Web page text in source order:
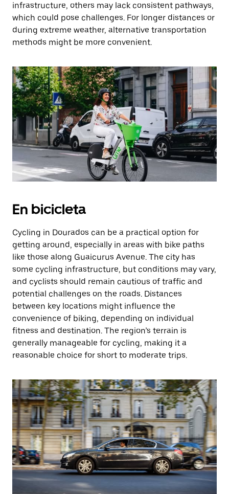
infrastructure, others may lack consistent pathways,
which could pose challenges. For longer distances or
during extreme weather, alternative transportation
methods might be more convenient.
En bicicleta
Cycling in Dourados can be a practical option for
getting around, especially in areas with bike paths
like those along Guaicurus Avenue. The city has
some cycling infrastructure, but conditions may vary,
and cyclists should remain cautious of traffic and
potential challenges on the roads. Distances
between key locations might influence the
convenience of biking, depending on individual
fitness and destination. The region’s terrain is
generally manageable for cycling, making it a
reasonable choice for short to moderate trips.